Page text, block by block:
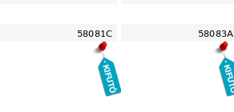
58081C 58083A